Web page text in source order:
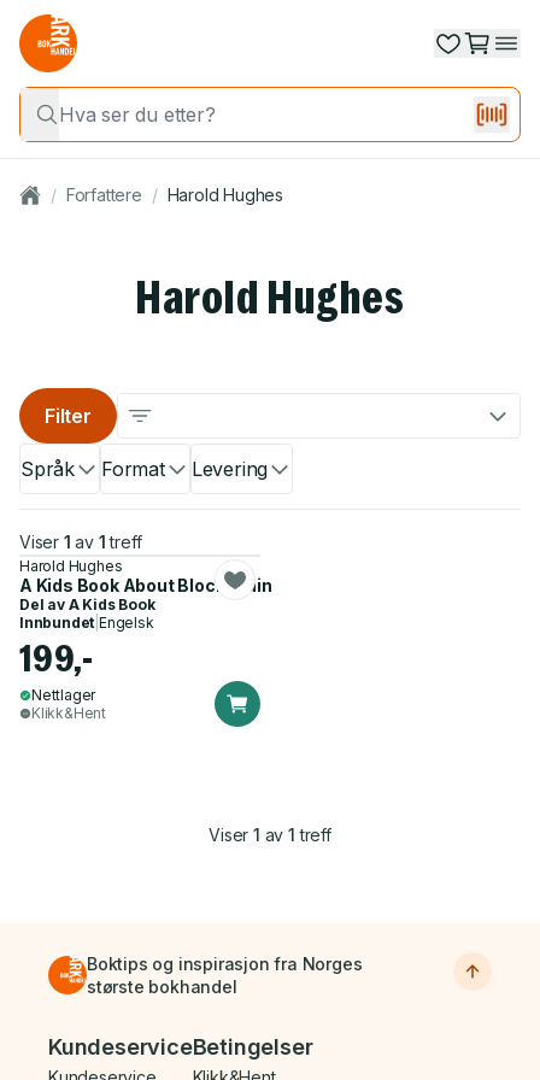
/ Forfattere / Harold Hughes
Harold Hughes
Språk Format Levering
Filter
Viser 1 av 1 treff
Harold Hughes
A Kids Book About Blockchain
Del av A Kids Book
Innbundet |Engelsk
199,-
Nettlager
Klikk&Hent
Viser1 av 1 treff
Boktips og inspirasjon fra Norges
største bokhandel
Bunnmeny
KundeserviceBetingelser